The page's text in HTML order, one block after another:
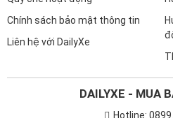
VỀ CHÚNG TÔI
Giới thiệu
Chính sách bảo mật thông tin